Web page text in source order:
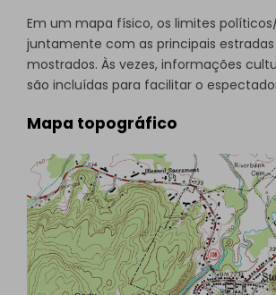
Em um mapa físico, os limites
juntamente com as principais estradas
mostrados. Às vezes, informações
são incluídas para facilitar o
Mapa topográfico